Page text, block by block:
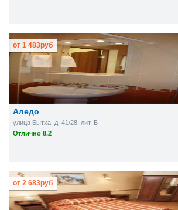
Аледо
улица Бытха, д. 41/28, лит. Б
Отлично 8.2
от 1 483руб
от 2 683руб